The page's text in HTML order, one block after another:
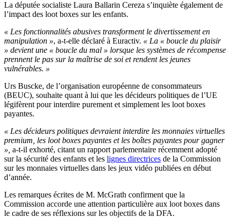
La députée socialiste Laura Ballarin Cereza s’inquiète également de
l’impact des loot boxes sur les enfants.
« Les fonctionnalités abusives transforment le divertissement en
manipulation », a-t-elle déclaré à Euractiv. « La « boucle du plaisir
» devient une « boucle du mal » lorsque les systèmes de récompense
prennent le pas sur la maîtrise de soi et rendent les jeunes
vulnérables. »
Urs Buscke, de l’organisation européenne de consommateurs
(BEUC), souhaite quant à lui que les décideurs politiques de l’UE
légifèrent pour interdire purement et simplement les loot boxes
payantes.
« Les décideurs politiques devraient interdire les monnaies virtuelles
premium, les loot boxes payantes et les boîtes payantes pour gagner
», a-t-il exhorté, citant un rapport parlementaire récemment adopté
sur la sécurité des enfants et les lignes directrices de la Commission
sur les monnaies virtuelles dans les jeux vidéo publiées en début
d’année.
Les remarques écrites de M. McGrath confirment que la
Commission accorde une attention particulière aux loot boxes dans
le cadre de ses réflexions sur les objectifs de la DFA.